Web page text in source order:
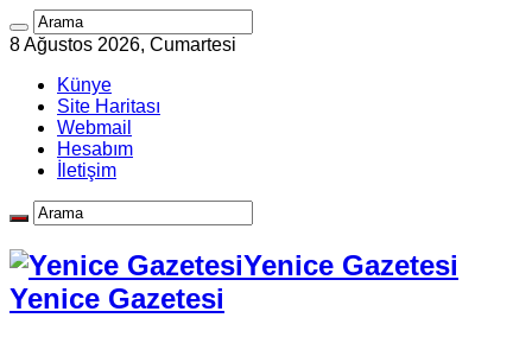
8 Ağustos 2026, Cumartesi
Künye
Site Haritası
Webmail
Hesabım
İletişim
Yenice Gazetesi
Yenice Gazetesi